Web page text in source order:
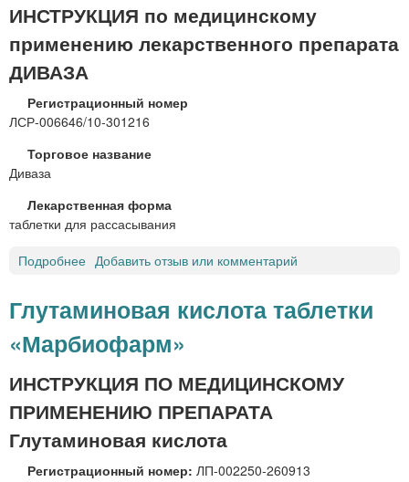
ИНСТРУКЦИЯ по медицинскому
применению лекарственного препарата
ДИВАЗА
Регистрационный номер
ЛСР-006646/10-301216
Торговое название
Диваза
Лекарственная форма
таблетки для рассасывания
Подробнее
В
А
З
А
т
а
б
л
е
Добавить отзыв или комментарий
Глутаминовая кислота таблетки
«Марбиофарм»
ИНСТРУКЦИЯ ПО МЕДИЦИНСКОМУ
ПРИМЕНЕНИЮ ПРЕПАРАТА
Глутаминовая кислота
Регистрационный номер: ЛП-002250-260913